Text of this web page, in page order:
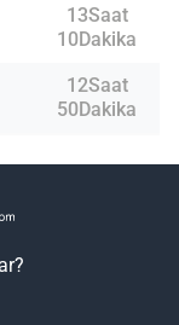
13Saat
10Dakika
12Saat
50Dakika